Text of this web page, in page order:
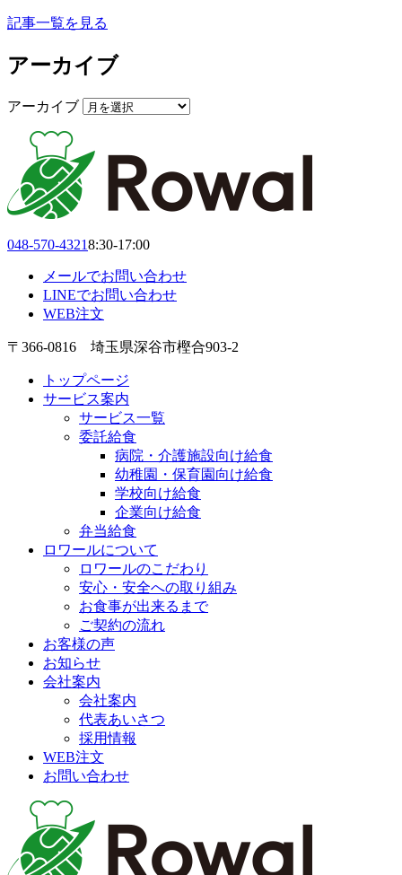
記事一覧を見る
アーカイブ
アーカイブ
048-570-43218:30-17:00
メールでお問い合わせ
LINEでお問い合わせ
WEB注文
〒366-0816 埼玉県深谷市樫合903-2
トップページ
サービス案内
サービス一覧
委託給食
病院・介護施設向け給食
幼稚園・保育園向け給食
学校向け給食
企業向け給食
弁当給食
ロワールについて
ロワールのこだわり
安心・安全への取り組み
お食事が出来るまで
ご契約の流れ
お客様の声
お知らせ
会社案内
会社案内
代表あいさつ
採用情報
WEB注文
お問い合わせ